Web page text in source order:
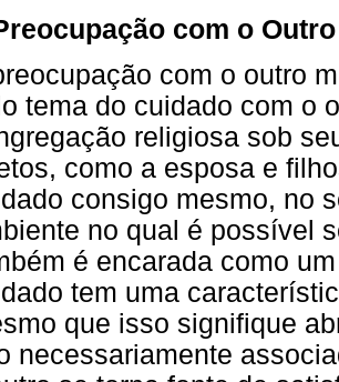
com o Outro
com o outro
tema do cuidado com o
religiosa sob
como a esposa e
consigo mesmo, no
no qual é possível
é encarada como
tem uma
que isso signifique
necessariamente